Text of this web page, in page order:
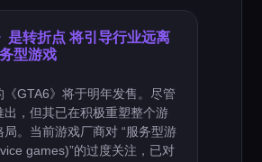
是转折点 将引导行业远离
型游戏
《GTA6》将于明年发售。尽管
出，但其已在积极重塑整个游
局。当前游戏厂商对 “服务型游
games)”的过度关注，已对